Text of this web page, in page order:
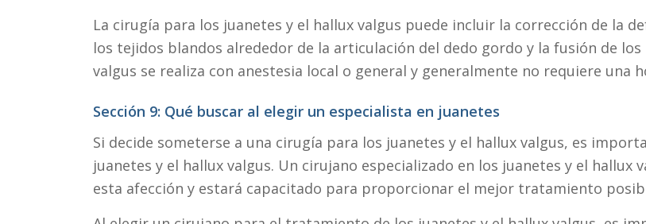
La cirugía para los juanetes y el hallux valgus puede incluir la corrección de la
los tejidos blandos alrededor de la articulación del dedo gordo y la fusión de
valgus se realiza con anestesia local o general y generalmente no requiere una
Sección 9: Qué buscar al elegir un especialista en juanetes
Si decide someterse a una cirugía para los juanetes y el hallux valgus, es
juanetes y el hallux valgus. Un cirujano especializado en los juanetes y el
esta afección y estará capacitado para proporcionar el mejor tratamiento